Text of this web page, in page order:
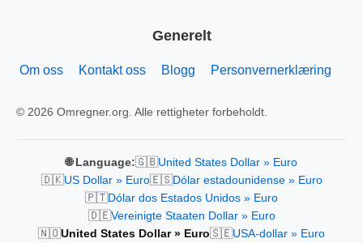
Generelt
Om oss Kontakt oss Blogg Personvernerklæring
© 2026 Omregner.org. Alle rettigheter forbeholdt.
🌐 Language:🇬🇧United States Dollar » Euro
🇩🇰US Dollar » Euro🇪🇸Dólar estadounidense » Euro
🇵🇹Dólar dos Estados Unidos » Euro
🇩🇪Vereinigte Staaten Dollar » Euro
🇳🇴United States Dollar » Euro🇸🇪USA-dollar » Euro